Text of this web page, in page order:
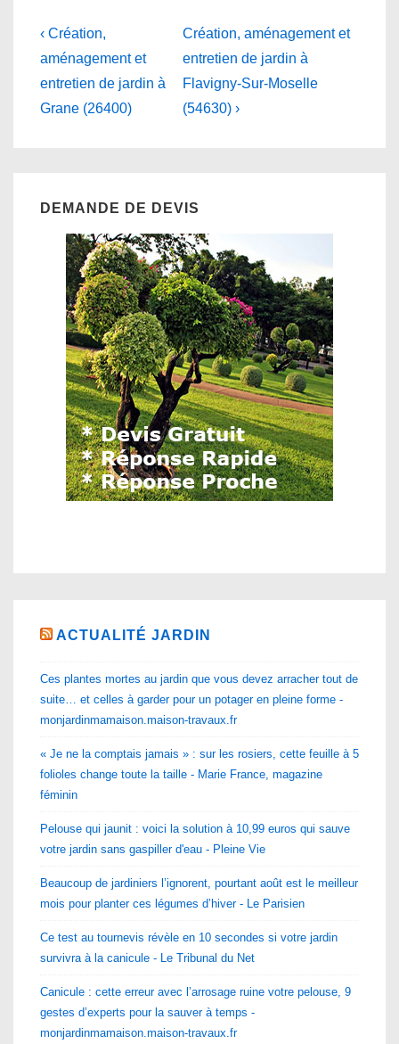
Navigation
de
l’article
Previous
Post
is
‹ Création,
aménagement et
entretien de jardin à
Grane (26400)
Next
Post
is
Création, aménagement et
entretien de jardin à
Flavigny-Sur-Moselle
(54630) ›
DEMANDE DE DEVIS
ACTUALITÉ JARDIN
Ces plantes mortes au jardin que vous devez arracher tout de
suite… et celles à garder pour un potager en pleine forme -
monjardinmamaison.maison-travaux.fr
« Je ne la comptais jamais » : sur les rosiers, cette feuille à 5
folioles change toute la taille - Marie France, magazine
féminin
Pelouse qui jaunit : voici la solution à 10,99 euros qui sauve
votre jardin sans gaspiller d'eau - Pleine Vie
Beaucoup de jardiniers l’ignorent, pourtant août est le meilleur
mois pour planter ces légumes d’hiver - Le Parisien
Ce test au tournevis révèle en 10 secondes si votre jardin
survivra à la canicule - Le Tribunal du Net
Canicule : cette erreur avec l’arrosage ruine votre pelouse, 9
gestes d’experts pour la sauver à temps -
monjardinmamaison.maison-travaux.fr